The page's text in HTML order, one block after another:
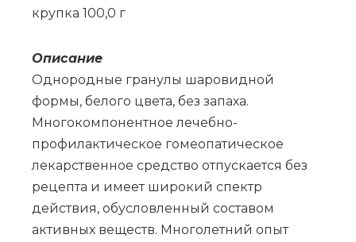
круп­ка 100,0 г
Опи­са­ние
Однородные гранулы шаровидной
формы, белого цвета, без запаха.
Многокомпонентное лечебно-
профилактическое гомеопатическое
лекарственное средство отпускается без
рецепта и имеет широкий спектр
действия, обусловленный составом
активных веществ. Многолетний опыт